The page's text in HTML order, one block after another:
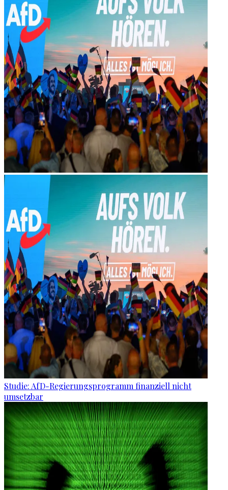
Studie: AfD-Regierungsprogramm finanziell nicht
umsetzbar